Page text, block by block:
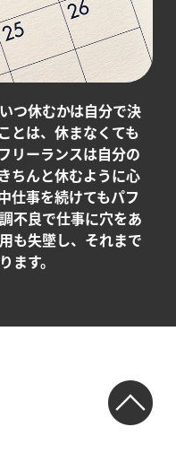
つ休むかは自分で決
とは、休まなくても
リーランスは自分の
ちんと休むように心
仕事を続けてもパフ
不良で仕事に穴をあ
も失墜し、それまで
ます。